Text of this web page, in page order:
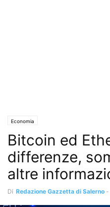
Economia
Bitcoin ed
differenze,
altre
Di Redazione Gazzetta di Salerno -